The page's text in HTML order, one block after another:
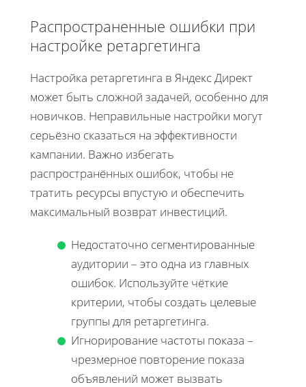
Распространенные ошибки при
настройке ретаргетинга
Настройка ретаргетинга в Яндекс Директ
может быть сложной задачей, особенно для
новичков. Неправильные настройки могут
серьёзно сказаться на эффективности
кампании. Важно избегать
распространённых ошибок, чтобы не
тратить ресурсы впустую и обеспечить
максимальный возврат инвестиций.
Недостаточно сегментированные
аудитории – это одна из главных
ошибок. Используйте чёткие
критерии, чтобы создать целевые
группы для ретаргетинга.
Игнорирование частоты показа –
чрезмерное повторение показа
объявлений может вызвать